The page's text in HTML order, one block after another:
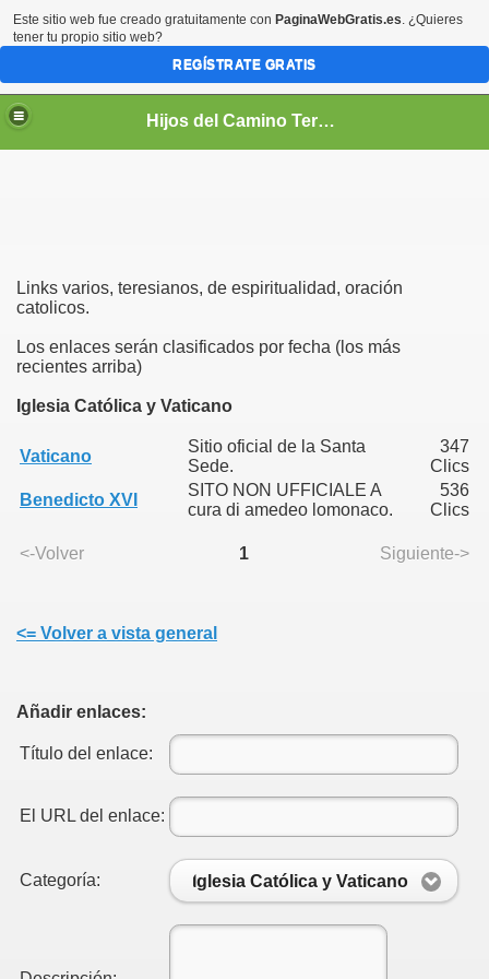
Hijos del Camino Teresiano
Links varios, teresianos, de espiritualidad, oración
catolicos.
Los enlaces serán clasificados por fecha (los más
recientes arriba)
Iglesia Católica y Vaticano
Vaticano
Sitio oficial de la Santa
Sede.
347
Clics
Benedicto XVI
SITO NON UFFICIALE A
cura di amedeo lomonaco.
536
Clics
<-Volver 1 Siguiente->
<= Volver a vista general
Añadir enlaces:
Título del enlace:
El URL del enlace:
Categoría: Iglesia Católica y Vaticano
Este sitio web fue creado gratuitamente con PaginaWebGratis.es. ¿Quieres
tener tu propio sitio web?
REGÍSTRATE GRATIS